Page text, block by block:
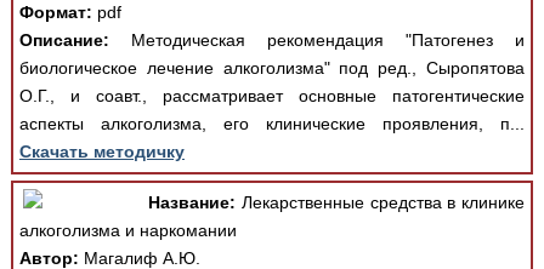
Формат: pdf
Описание: Методическая рекомендация "Патогенез и
биологическое лечение алкоголизма" под ред., Сыропятова
О.Г., и соавт., рассматривает основные патогентические
аспекты алкоголизма, его клинические проявления, п...
Скачать методичку
Название: Лекарственные средства в клинике
алкоголизма и наркомании
Автор: Магалиф А.Ю.